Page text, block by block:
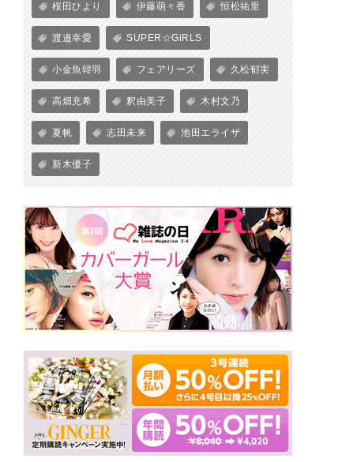
桜田ひより 伊藤萌々香 恒松祐里
渡邉幸愛 SUPER☆GiRLS
小金魚韓羽 フェアリーズ 久松郁実
高畑充希 釈由美子 木村文乃
夏帆 志田未来 池田エライザ
新木優子